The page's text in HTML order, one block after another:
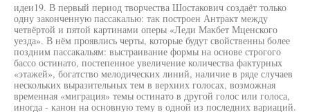
идеи19. В первый период творчества Шостакович создаёт только
одну законченную пассакалью: так построен Антракт между
четвёртой и пятой картинами оперы «Леди Макбет Мценского
уезда». В нём проявлись черты, которые будут свойственны более
поздним пассакальям: выстраивание формы на основе строгого
бассо остинато, постепенное увеличение количества фактурных
«этажей», богатство мелодических линий, наличие в ряде случаев
нескольких выразительных тем в верхних голосах, возможная
временная «миграция» темы остинато в другой голос или голоса,
иногда - канон на основную тему в одной из последних вариаций.